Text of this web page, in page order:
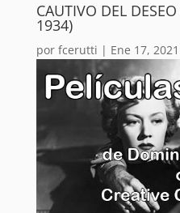
CAUTIVO DEL
1934)
por fcerutti | Ene 17, 2021